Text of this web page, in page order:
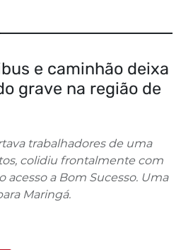
e caminhão deixa
grave na região de
trabalhadores de uma
colidiu frontalmente com
acesso a Bom Sucesso. Uma
Maringá.